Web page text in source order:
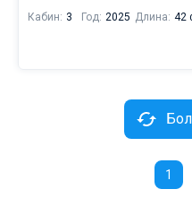
Кабин: 3 Год: 2025 Длина: 42
1